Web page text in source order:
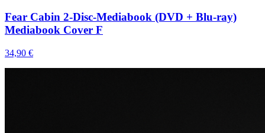
Fear Cabin 2-Disc-Mediabook (DVD + Blu-ray)
Mediabook Cover F
34,90 €